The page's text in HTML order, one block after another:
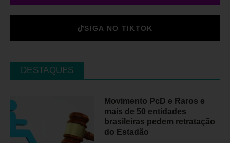
SIGA NO TIKTOK
DESTAQUES
Movimento PcD e Raros e
mais de 50 entidades
brasileiras pedem retratação
do Estadão